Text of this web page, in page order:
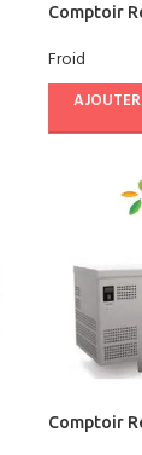
Comptoir
Froid
Comptoir